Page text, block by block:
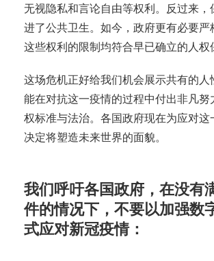
无视隐私和言论自由等权利。反过来，
进了公共卫生。如今，政府更有必要严
这些权利的限制均符合早已确立的人权
这场危机正好给我们机会展示共有的人
能在对抗这一疫情的过程中付出非凡努
权标准与法治。各国政府现在为应对这
决定将塑造未来世界的面貌。
我们呼吁各国政府，在没有
件的情况下，不要以加强数
式应对新冠疫情：